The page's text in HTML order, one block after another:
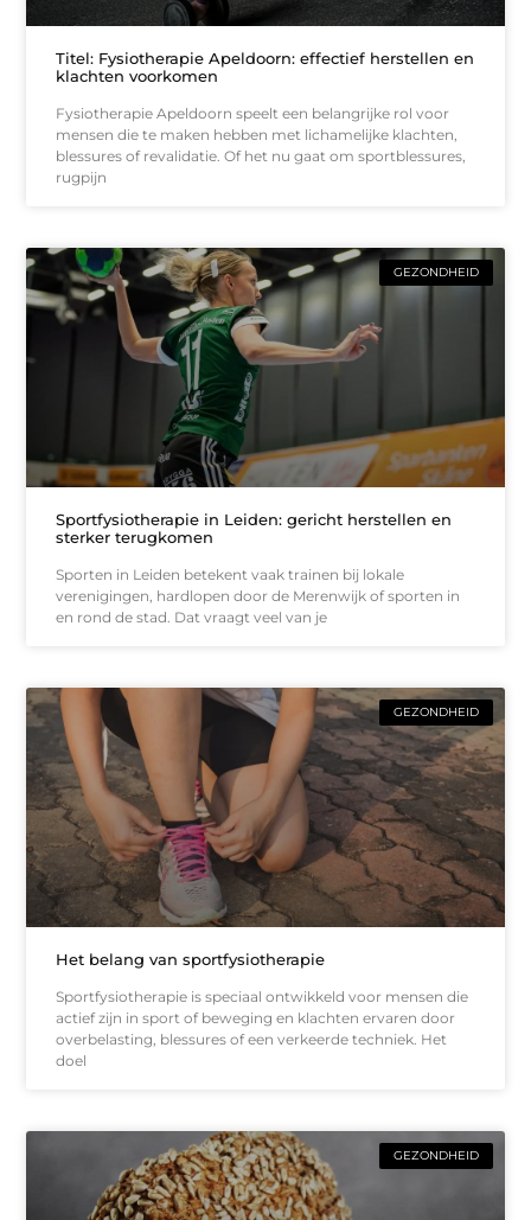
Titel: Fysiotherapie Apeldoorn: effectief herstellen en
klachten voorkomen
Fysiotherapie Apeldoorn speelt een belangrijke rol voor
mensen die te maken hebben met lichamelijke klachten,
blessures of revalidatie. Of het nu gaat om sportblessures,
rugpijn
GEZONDHEID
Sportfysiotherapie in Leiden: gericht herstellen en
sterker terugkomen
Sporten in Leiden betekent vaak trainen bij lokale
verenigingen, hardlopen door de Merenwijk of sporten in
en rond de stad. Dat vraagt veel van je
GEZONDHEID
Het belang van sportfysiotherapie
Sportfysiotherapie is speciaal ontwikkeld voor mensen die
actief zijn in sport of beweging en klachten ervaren door
overbelasting, blessures of een verkeerde techniek. Het
doel
GEZONDHEID